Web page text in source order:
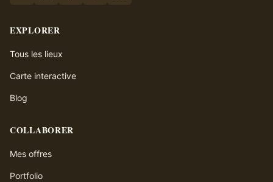
EXPLORER
Tous les lieux
Carte interactive
Blog
COLLABORER
Mes offres
Portfolio